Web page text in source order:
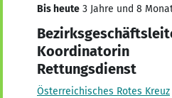
Bis heute 3 Jahre und 8
Koordinatorin
Rettungsdienst
Österreichisches Rotes Kreuz